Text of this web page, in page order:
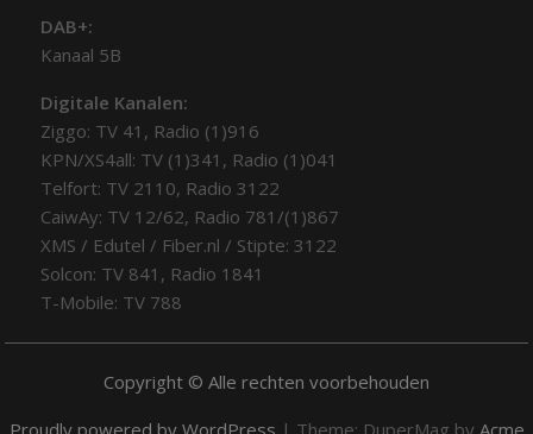
DAB+:
Kanaal 5B
Digitale Kanalen:
Ziggo: TV 41, Radio (1)916
KPN/XS4all: TV (1)341, Radio (1)041
Telfort: TV 2110, Radio 3122
CaiwAy: TV 12/62, Radio 781/(1)867
XMS / Edutel / Fiber.nl / Stipte: 3122
Solcon: TV 841, Radio 1841
T-Mobile: TV 788
Copyright © Alle rechten voorbehouden
Proudly powered by WordPress | Theme: DuperMag by Acme